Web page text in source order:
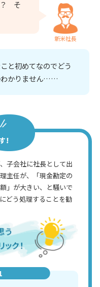
？ そ
新米社長
と初めてなのでどう
わかりません……
子会社に社長として出
主任が、「現金勘定の
」が大きい、と騒いで
どう処理することを勧